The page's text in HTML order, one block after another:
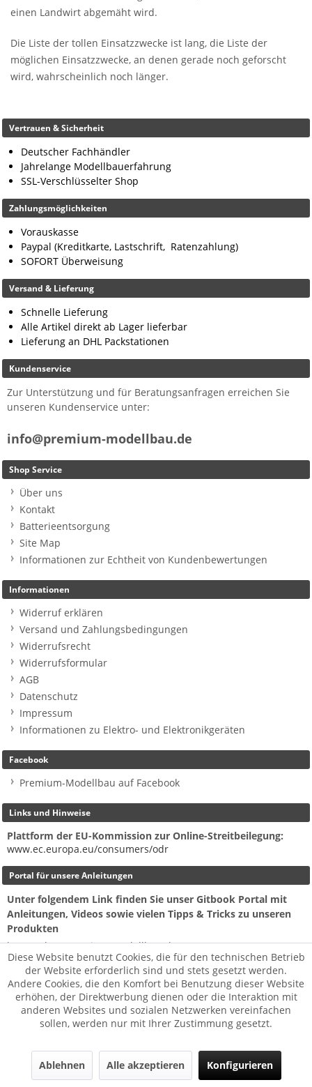
einen Landwirt abgemäht wird.
Die Liste der tollen Einsatzzwecke ist lang, die Liste der
möglichen Einsatzzwecke, an denen gerade noch geforscht
wird, wahrscheinlich noch länger.
Vertrauen & Sicherheit
Deutscher Fachhändler
Jahrelange Modellbauerfahrung
SSL-Verschlüsselter Shop
Zahlungsmöglichkeiten
Vorauskasse
Paypal (Kreditkarte, Lastschrift, Ratenzahlung)
SOFORT Überweisung
Versand & Lieferung
Schnelle Lieferung
Alle Artikel direkt ab Lager lieferbar
Lieferung an DHL Packstationen
Kundenservice
Zur Unterstützung und für Beratungsanfragen erreichen Sie
unseren Kundenservice unter:
info@premium-modellbau.de
Shop Service
Über uns
Kontakt
Batterieentsorgung
Site Map
Informationen zur Echtheit von Kundenbewertungen
Informationen
Widerruf erklären
Versand und Zahlungsbedingungen
Widerrufsrecht
Widerrufsformular
AGB
Datenschutz
Impressum
Informationen zu Elektro- und Elektronikgeräten
Facebook
Premium-Modellbau auf Facebook
Links und Hinweise
Plattform der EU-Kommission zur Online-Streitbeilegung:
www.ec.europa.eu/consumers/odr
Portal für unsere Anleitungen
Unter folgendem Link finden Sie unser Gitbook Portal mit
Anleitungen, Videos sowie vielen Tipps & Tricks zu unseren
Produkten
https://docs.premium-modellbau.de/
AHLTEC
AMASS
APD
Artcopter
BULL TEC
Copterworks
Diese Website benutzt Cookies, die für den technischen Betrieb
der Website erforderlich sind und stets gesetzt werden.
Andere Cookies, die den Komfort bei Benutzung dieser Website
erhöhen, der Direktwerbung dienen oder die Interaktion mit
anderen Websites und sozialen Netzwerken vereinfachen
sollen, werden nur mit Ihrer Zustimmung gesetzt.
Ablehnen Alle akzeptieren Konfigurieren